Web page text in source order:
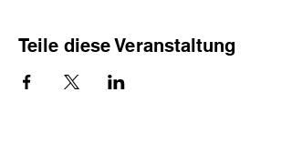
Teile diese Veranstaltung